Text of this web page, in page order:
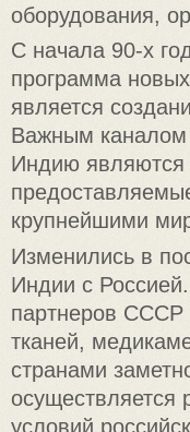
оборудования,
С начала 90-х
программа
является
Важным каналом
Индию являются
крупнейшими
Изменились в
Индии с
партнеров СССР
тканей,
странами
осуществляется
условий